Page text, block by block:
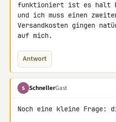
funktioniert ist es halt
und ich muss einen
Versandkosten gingen
auf mich.
Antwort
S SchnellerGast
Noch eine kleine Frage: